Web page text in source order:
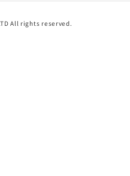
All rights reserved.